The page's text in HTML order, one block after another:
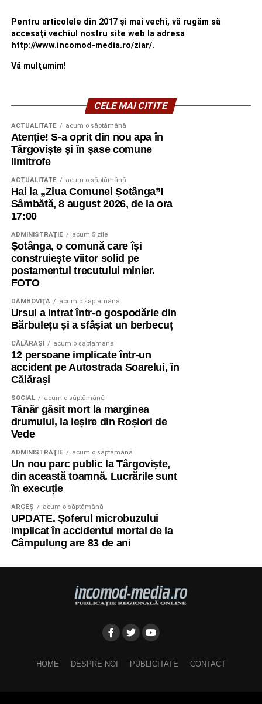
Pentru articolele din 2017 şi mai vechi, vă rugăm să
accesaţi vechiul nostru site web la adresa
http://www.incomod-media.ro/ziar/.
Vă mulţumim!
CELE MAI CITITE
ACTUALITATE acum o săptămână
Atenție! S-a oprit din nou apa în
Târgoviște și în șase comune
limitrofe
ACTUALITATE acum o săptămână
Hai la „Ziua Comunei Șotânga”!
Sâmbătă, 8 august 2026, de la ora
17:00
ADMINISTRAŢIE acum 5 zile
Șotânga, o comună care își
construiește viitor solid pe
postamentul trecutului minier.
FOTO
DÂMBOVIŢA acum o săptămână
Ursul a intrat într-o gospodărie din
Bărbulețu și a sfâșiat un berbecuț
CĂLĂRAŞI acum o săptămână
12 persoane implicate într-un
accident pe Autostrada Soarelui, în
Călărași
SOCIAL acum o săptămână
Tânăr găsit mort la marginea
drumului, la ieșire din Roșiori de
Vede
ADMINISTRAŢIE acum o săptămână
Un nou parc public la Târgoviște,
din această toamnă. Lucrările sunt
în execuție
ARGEȘ acum o săptămână
UPDATE. Șoferul microbuzului
implicat în accidentul mortal de la
Câmpulung are 83 de ani
HOME DESPRE NOI PUBLICITATE CONTACT